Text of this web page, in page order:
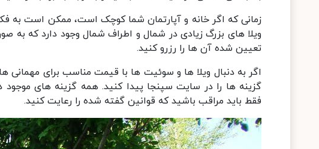
زمانی که اگر خانه و آپارتمان شما کوچک است، ممکن است به
ویلا های بزرگ زیادی در شمال و اطراف شمال وجود دارد که به
تعیین شده آن ها را رزرو کنید.
اگر به دنبال ویلا ها و سوئیت ها با قیمت مناسب برای مهمانی
گزینه ها را در سایت سپنجا پیدا کنید. همه گزینه های موجود
فقط باید مراقب باشید که قوانین گفته شده را رعایت کنید.